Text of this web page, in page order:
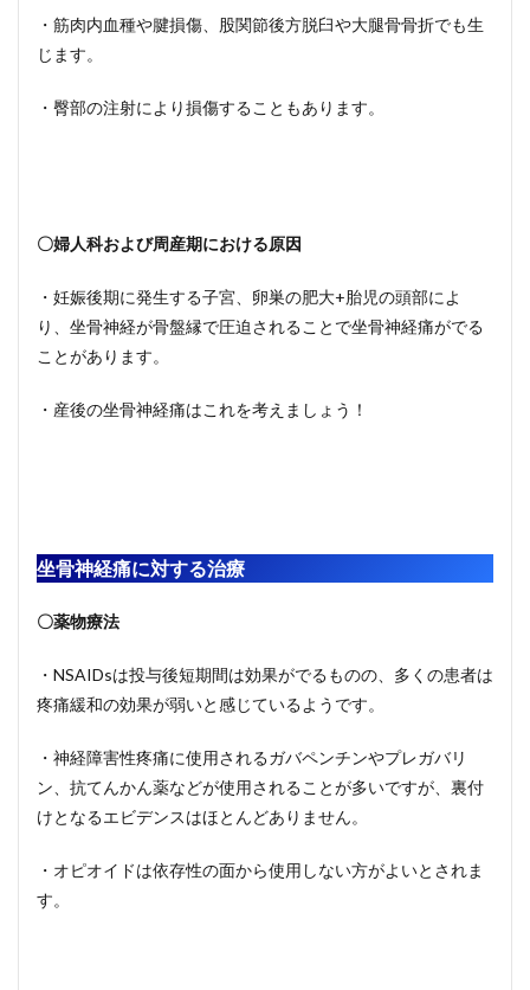
・筋肉内血種や腱損傷、股関節後方脱臼や大腿骨骨折でも生
じます。
・臀部の注射により損傷することもあります。
〇婦人科および周産期における原因
・妊娠後期に発生する子宮、卵巣の肥大+胎児の頭部によ
り、坐骨神経が骨盤縁で圧迫されることで坐骨神経痛がでる
ことがあります。
・産後の坐骨神経痛はこれを考えましょう！
坐骨神経痛に対する治療
〇薬物療法
・NSAIDsは投与後短期間は効果がでるものの、多くの患者は
疼痛緩和の効果が弱いと感じているようです。
・神経障害性疼痛に使用されるガバペンチンやプレガバリ
ン、抗てんかん薬などが使用されることが多いですが、裏付
けとなるエビデンスはほとんどありません。
・オピオイドは依存性の面から使用しない方がよいとされま
す。